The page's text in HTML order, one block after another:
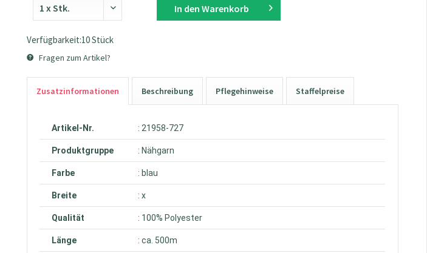
In den Warenkorb
Verfügbarkeit:10 Stück
Fragen zum Artikel?
Zusatzinformationen Beschreibung Pflegehinweise Staffelpreise
Artikel-Nr. : 21958-727
Produktgruppe : Nähgarn
Farbe : blau
Breite : x
Qualität : 100% Polyester
Länge : ca. 500m